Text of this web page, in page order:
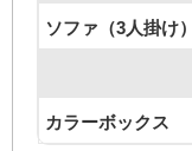
ソファ（3人掛け）
カラーボックス